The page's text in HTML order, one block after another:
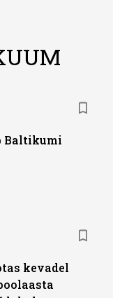
Baltikumi
kevadel